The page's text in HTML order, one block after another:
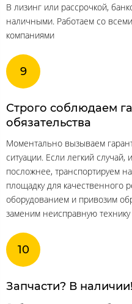
В лизинг или рассрочкой,
наличными. Работаем со
компаниями
Строго соблюдаем
обязательства
Моментально вызываем
ситуации. Если легкий
посложнее, транспортируем
площадку для качественного
оборудованием и привозим
заменим неисправную
Запчасти? В наличии!